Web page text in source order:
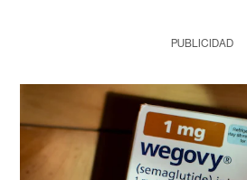
PUBLICIDAD